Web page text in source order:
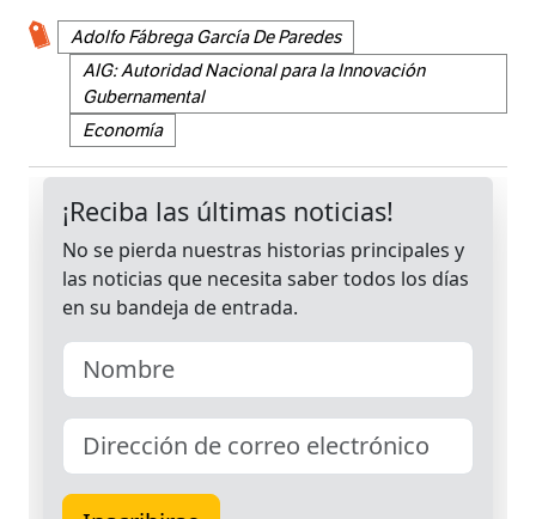
Adolfo Fábrega García De Paredes
AIG: Autoridad Nacional para la Innovación
Gubernamental
Economía